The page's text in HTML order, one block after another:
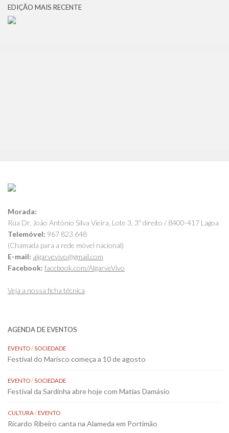
EDIÇÃO MAIS RECENTE
Morada:
Rua Dr. João António Silva Vieira, Lote 3, 3º direito / 8400-417 Lagoa
Telemóvel: 967 823 648
(Chamada para a rede móvel nacional)
E-mail: algarvevivo@gmail.com
Facebook: facebook.com/AlgarveVivo
Veja a nossa ficha técnica
AGENDA DE EVENTOS
EVENTO/SOCIEDADE
Festival do Marisco começa a 10 de agosto
EVENTO/SOCIEDADE
Festival da Sardinha abre hoje com Matias Damásio
CULTURA/EVENTO
Ricardo Ribeiro canta na Alameda em Portimão